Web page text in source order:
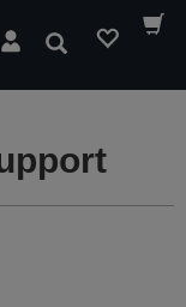
Buscar